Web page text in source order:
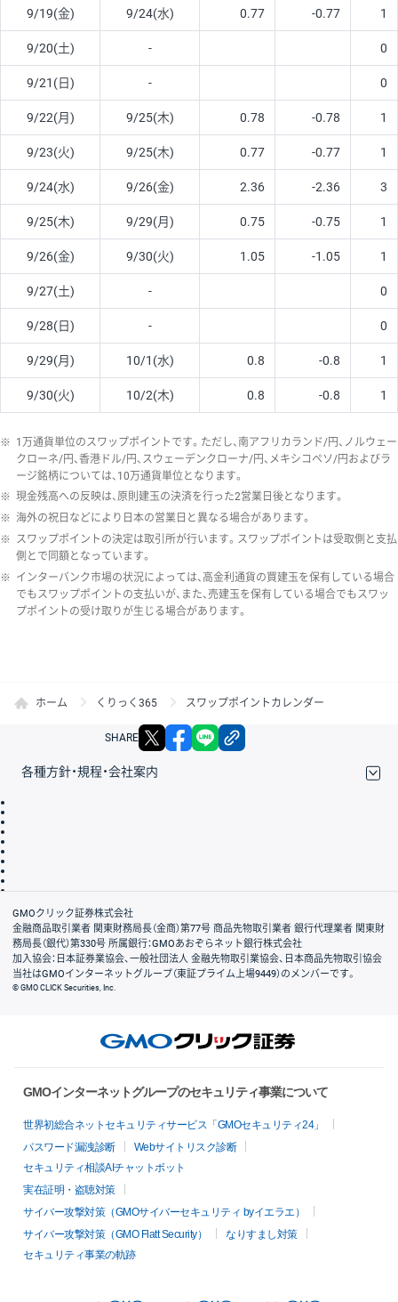
9/19(金) 9/24(水) 0.77 -0.77 1
9/20(土) - 0
9/21(日) - 0
9/22(月) 9/25(木) 0.78 -0.78 1
9/23(火) 9/25(木) 0.77 -0.77 1
9/24(水) 9/26(金) 2.36 -2.36 3
9/25(木) 9/29(月) 0.75 -0.75 1
9/26(金) 9/30(火) 1.05 -1.05 1
9/27(土) - 0
9/28(日) - 0
9/29(月) 10/1(水) 0.8 -0.8 1
9/30(火) 10/2(木) 0.8 -0.8 1
※ 1万通貨単位のスワップポイントです。ただし、南アフリカランド/円、ノルウェー
クローネ/円、香港ドル/円、スウェーデンクローナ/円、メキシコペソ/円およびラ
ージ銘柄については、10万通貨単位となります。
※ 現金残高への反映は、原則建玉の決済を行った2営業日後となります。
※ 海外の祝日などにより日本の営業日と異なる場合があります。
※ スワップポイントの決定は取引所が行います。スワップポイントは受取側と支払
側とで同額となっています。
※ インターバンク市場の状況によっては、高金利通貨の買建玉を保有している場合
でもスワップポイントの支払いが、また、売建玉を保有している場合でもスワッ
プポイントの受け取りが生じる場合があります。
ホーム くりっく365 スワップポイントカレンダー
SHARE X facebook
各種方針・規程・会社案内
会社案内
GMOクリック証券株式会社
金融商品取引業者 関東財務局長（金商）第77号 商品先物取引業者 銀行代理業者 関東財
務局長（銀代）第330号 所属銀行：GMOあおぞらネット銀行株式会社
加入協会：日本証券業協会、一般社団法人 金融先物取引業協会、日本商品先物取引協会
当社はGMOインターネットグループ（東証プライム上場9449）のメンバーです。
© GMO CLICK Securities, Inc.
GMOインターネットグループのセキュリティ事業について
世界初総合ネットセキュリティサービス「GMOセキュリティ24」
パスワード漏洩診断
Webサイトリスク診断
セキュリティ相談AIチャットボット
実在証明・盗聴対策
サイバー攻撃対策（GMOサイバーセキュリティ byイエラエ）
サイバー攻撃対策（GMO Flatt Security）
なりすまし対策
セキュリティ事業の軌跡